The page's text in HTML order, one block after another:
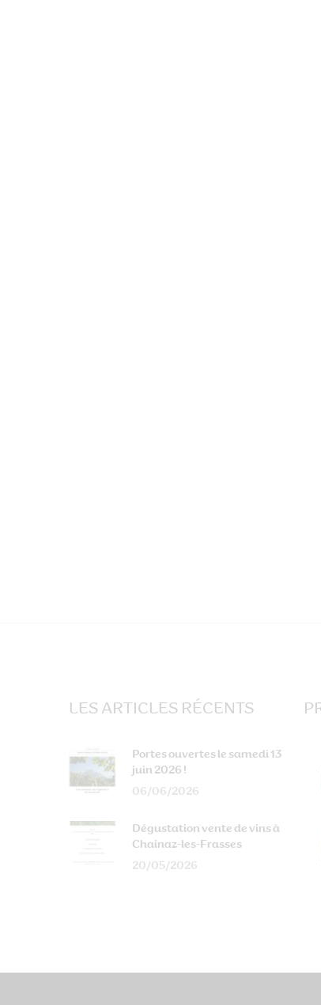
LES ARTICLES RÉCENTS
Portes ouvertes le samedi 13
juin 2026 !
06/06/2026
Dégustation vente de vins à
Chainaz-les-Frasses
20/05/2026